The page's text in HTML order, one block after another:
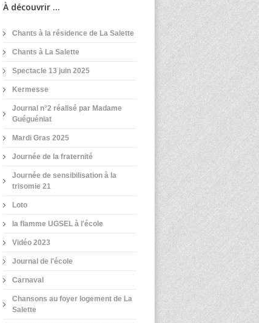
À découvrir ...
Chants à la résidence de La Salette
Chants à La Salette
Spectacle 13 juin 2025
Kermesse
Journal n°2 réalisé par Madame
Guéguéniat
Mardi Gras 2025
Journée de la fraternité
Journée de sensibilisation à la
trisomie 21
Loto
la flamme UGSEL à l'école
Vidéo 2023
Journal de l'école
Carnaval
Chansons au foyer logement de La
Salette